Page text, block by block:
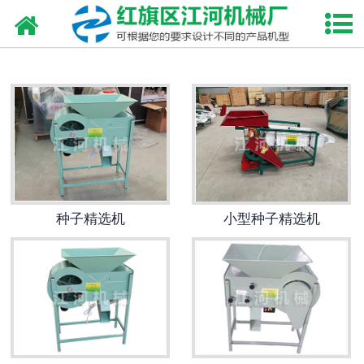
网站首页
籽棉试轧机
棉籽脱绒机
种子精选机
种子脱粒机
籽棉清理机
种子包衣机
棉花打包机
种子精选机 小型种子精选机